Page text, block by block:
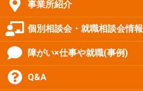
事業所紹介
個別相談会・就職相談会情報
障がい×仕事や就職(事例)
Q&A